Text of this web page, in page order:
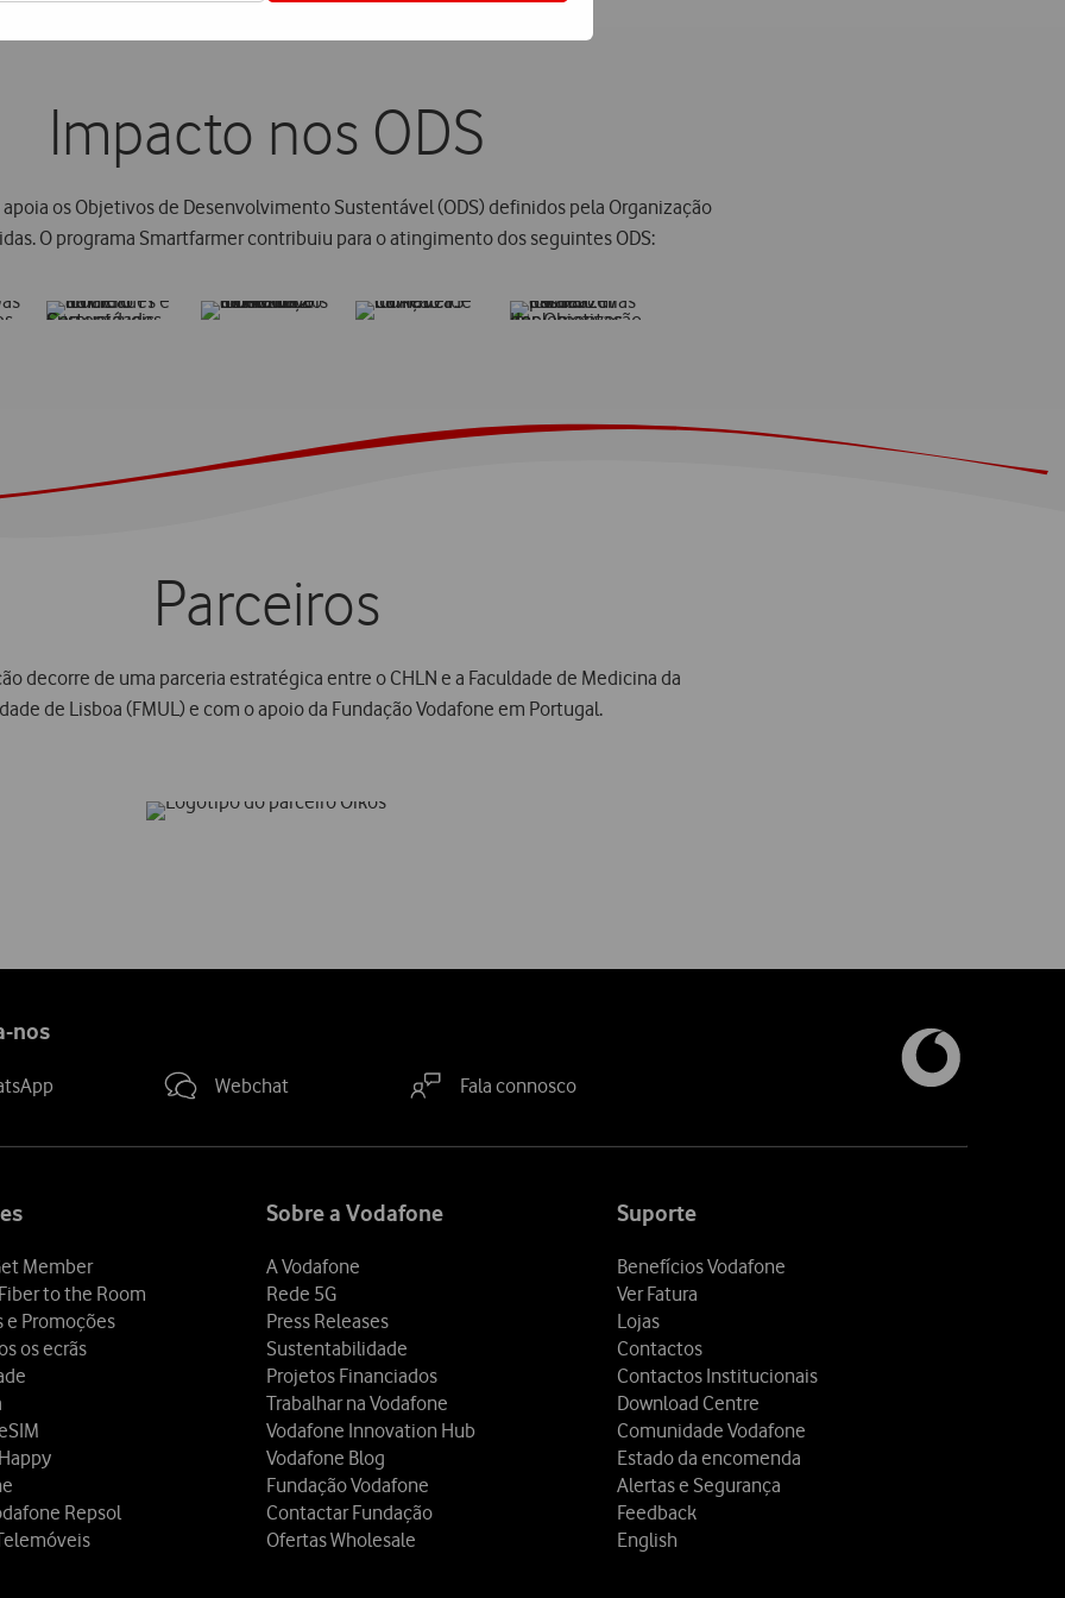
Impacto nos ODS
os Objetivos de Desenvolvimento Sustentável (ODS) definidos pela Organização
O programa Smartfarmer contribuiu para o atingimento dos seguintes ODS:
Parceiros
decorre de uma parceria estratégica entre o CHLN e a Faculdade de Medicina da
de Lisboa (FMUL) e com o apoio da Fundação Vodafone em Portugal.
nos
Webchat Fala connosco
Member
to the Room
e Promoções
os ecrãs
Repsol
Sobre a Vodafone
A Vodafone
Rede 5G
Press Releases
Sustentabilidade
Projetos Financiados
Trabalhar na Vodafone
Vodafone Innovation Hub
Vodafone Blog
Fundação Vodafone
Contactar Fundação
Ofertas Wholesale
Suporte
Benefícios Vodafone
Ver Fatura
Lojas
Contactos
Contactos Institucionais
Download Centre
Comunidade Vodafone
Estado da encomenda
Alertas e Segurança
Feedback
English